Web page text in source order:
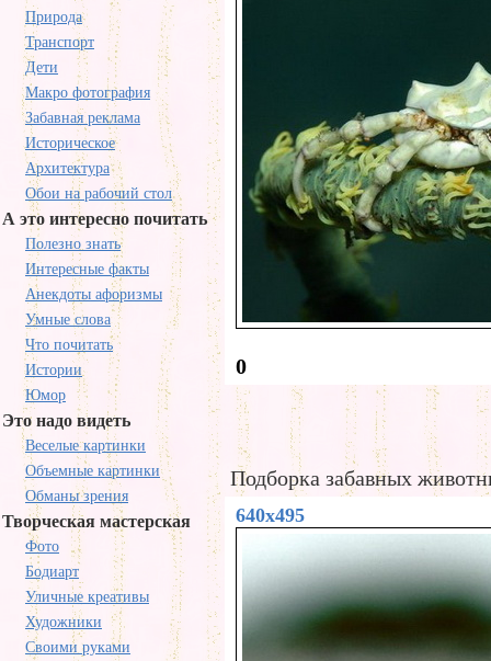
Природа
Транспорт
Дети
Макро фотография
Забавная реклама
Историческое
Архитектура
Обои на рабочий стол
А это интересно почитать
Полезно знать
Интересные факты
Анекдоты афоризмы
Умные слова
Что почитать
Истории
Юмор
Это надо видеть
Веселые картинки
Объемные картинки
Обманы зрения
Творческая мастерская
Фото
Бодиарт
Уличные креативы
Художники
Своими руками
0
Подборка забавных
640x495